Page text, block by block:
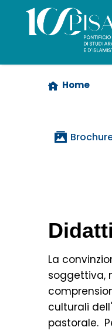
Home
La
soggettiva,
culturali
pastorale.